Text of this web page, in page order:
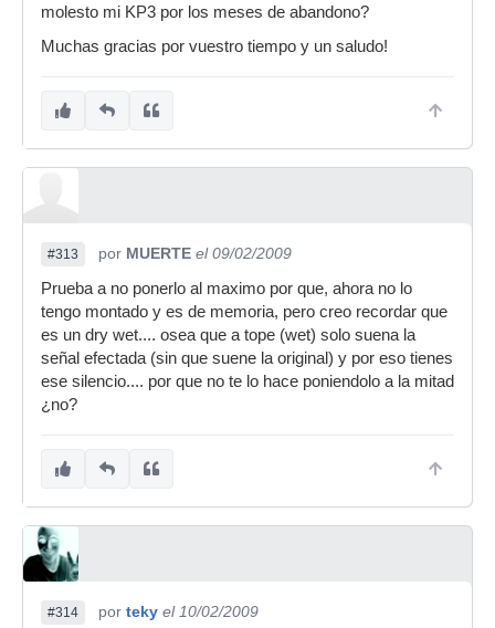
molesto mi KP3 por los meses de abandono?
Muchas gracias por vuestro tiempo y un saludo!
#313 por MUERTE el 09/02/2009
Prueba a no ponerlo al maximo por que, ahora no lo
tengo montado y es de memoria, pero creo recordar que
es un dry wet.... osea que a tope (wet) solo suena la
señal efectada (sin que suene la original) y por eso tienes
ese silencio.... por que no te lo hace poniendolo a la mitad
¿no?
#314 por teky el 10/02/2009